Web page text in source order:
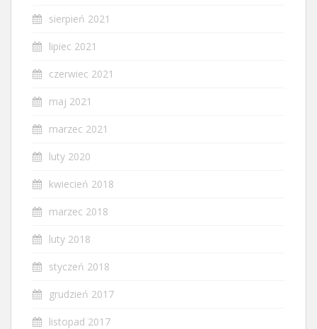
sierpień 2021
lipiec 2021
czerwiec 2021
maj 2021
marzec 2021
luty 2020
kwiecień 2018
marzec 2018
luty 2018
styczeń 2018
grudzień 2017
listopad 2017